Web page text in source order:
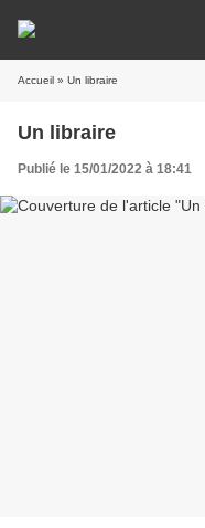
Accueil » Un libraire
Un libraire
Publié le 15/01/2022 à 18:41